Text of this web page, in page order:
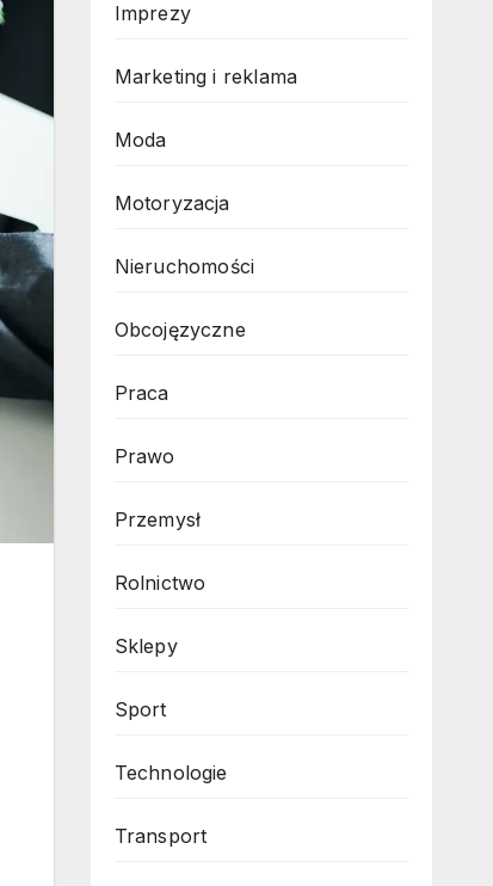
Imprezy
Marketing i reklama
Moda
Motoryzacja
Nieruchomości
Obcojęzyczne
Praca
Prawo
Przemysł
Rolnictwo
Sklepy
Sport
Technologie
Transport